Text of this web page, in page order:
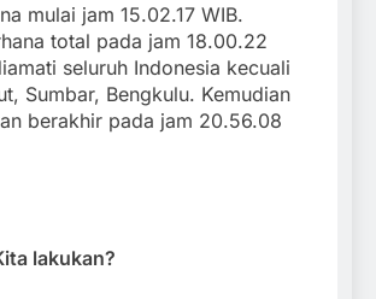
mulai jam 15.02.17 WIB.
total pada jam 18.00.22
seluruh Indonesia kecuali
Sumbar, Bengkulu. Kemudian
berakhir pada jam 20.56.08
lakukan?